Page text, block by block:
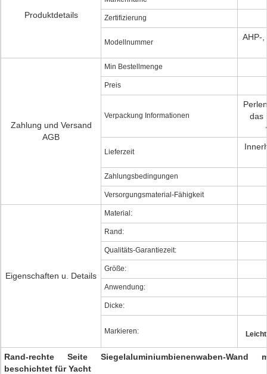
Produktdetails Zertifizierung
Modellnummer
AHP-,
Zahlung und Versand
AGB
Min Bestellmenge
Preis
Verpackung Informationen
das
Lieferzeit
Zahlungsbedingungen
Versorgungsmaterial-Fähigkeit
Eigenschaften u. Details
Material:
Rand:
Qualitäts-Garantiezeit:
Größe:
Anwendung:
Dicke:
Markieren:
Rand-rechte Seite Siegelaluminiumbienenwaben-Wand
beschichtet für Yacht